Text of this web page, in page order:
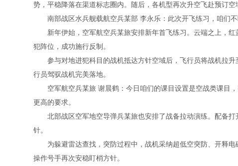
势，平稳降落在渠道标志圈内。随后，各机型再次升空飞赴预订空
南部战区水兵舰载航空兵某部 李永乐：此次开飞练习，咱们不
新年伊始，空军航空兵某旅安排新年首飞练习。云端之上，红
犯阵位，成功施行反制。
参与对地进犯科目的战机抵达方针空域后，飞行员将战机拉升
行员驾驭战机完美落地。
空军航空兵某旅 谢晨鹤：今日咱们的课目设置是空战类课目，
更高的要求。
北部战区空军地空导弹兵某旅也安排了战备拉动演练。配备打
针。
为躲避雷达查找，突防过程中，战机采纳超低空突防、开释电
操作号手再次安稳盯梢方针。